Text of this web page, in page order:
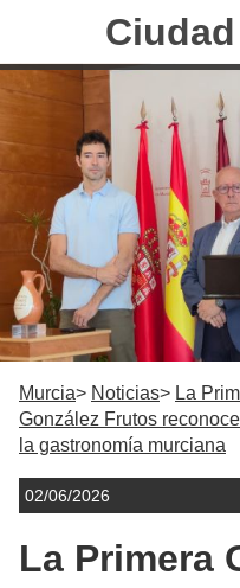
Murcia Noticias
La
González Frutos
la gastronomía murciana
02/06/2026
La Primera